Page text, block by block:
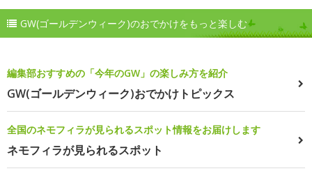
GW(ゴールデンウィーク)のおでかけをもっと楽しむ
編集部おすすめの「今年のGW」の楽しみ方を紹介
GW(ゴールデンウィーク)おでかけトピックス
全国のネモフィラが見られるスポット情報をお届けします
ネモフィラが見られるスポット